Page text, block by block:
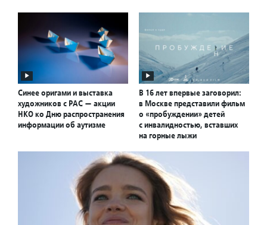
Синее оригами и выставка
художников с РАС — акции
НКО ко Дню распространения
информации об аутизме
В 16 лет впервые заговорил:
в Москве представили фильм
о «пробуждении» детей
с инвалидностью, вставших
на горные лыжи